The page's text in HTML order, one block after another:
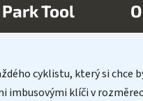
Park Tool
cyklistu, který si chce
klíči v